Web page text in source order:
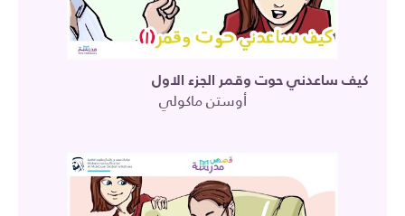
كيف ساعدني حوت وقمر الجزء الاول
أوستن ماكولي